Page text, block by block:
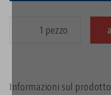
pezzo
Informazioni sul prodotto